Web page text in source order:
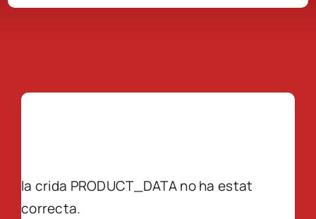
la crida PRODUCT_DATA no ha estat
correcta.